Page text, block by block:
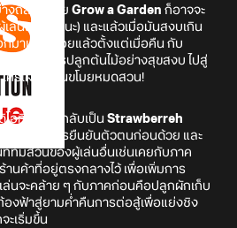
งถล่มทลาย Grow a Garden ก็อาจจะ
เล่นเยอะอยู่นะ) และแล้วเมื่อมันสงบเกิน
กมาเรียบร้อยแล้วตั้งแต่เมื่อคืน กับ
ปลี่ยนจากการปลูกต้นไม้อย่างสุขสงบ ไปสู่
ครเผลอโดนขโมยหมดสวน!
โอที่พัฒนากลับเป็น Strawberreh
จจะต้องมีการยืนยันตัวตนก่อนด้วย และ
ที่ที่มีสวนของผู้เล่นอื่นเช่นเคยกับภาค
นค้าที่อยู่ตรงกลางไว้ เพื่อเพิ่มการ
เล่นจะคล้าย ๆ กับภาคก่อนคือปลูกผักเก็บ
ท้องฟ้าสู่ยามค่ำคืนการต่อสู้เพื่อแย่งชิง
ะเริ่มขึ้น